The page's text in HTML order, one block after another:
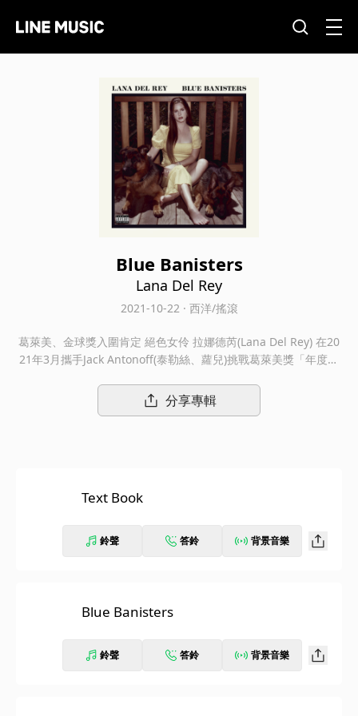
Blue Banisters
Lana Del Rey
2021-10-22 · 西洋/搖滾
葛萊美、金球獎入圍肯定 絕色女伶 拉娜德芮(Lana Del Rey) 在20
21年3月攜手Jack Antonoff(泰勒絲、蘿兒)挑戰葛萊美獎「年度專
軍、美國告示牌亞軍，旺盛的創作力沒停下腳步，緊接著宣告新專
輯【藍杆Blue Banisters】的誕生，收錄包括獻給家鄉洛杉磯的情
分享專輯
Text Book
鈴聲 答鈴 背景音樂
Blue Banisters
鈴聲 答鈴 背景音樂